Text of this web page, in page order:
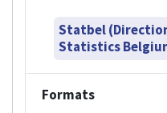
Statbel
Statistics
Formats